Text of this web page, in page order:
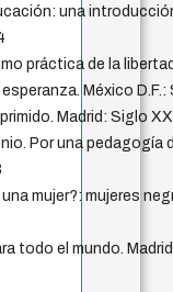
una
práctica de la
México
Madrid: Siglo
Por una pedagogía
mujer?: mujeres
todo el mundo.